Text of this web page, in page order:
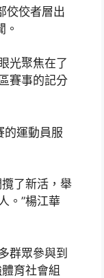
佼佼者層出
光聚焦在了
賽事的記分
的運動員服
了新活，舉
。”楊江華
群眾參與到
育社會組